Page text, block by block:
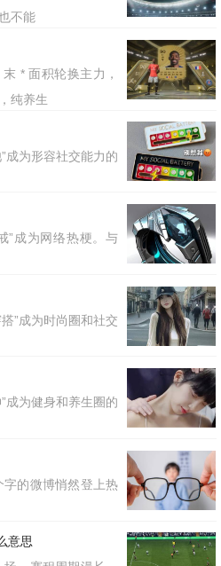
不能
* 面积轮换主力，
纯养生
为形容社交能力的
成为网络热梗。与
”成为时尚圈和社交
为健身和养生圈的
的微博悄然登上热
意思